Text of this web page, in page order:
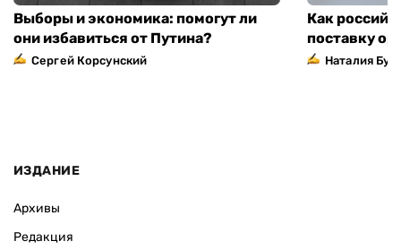
Выборы и экономика: помогут ли
они избавиться от Путина?
Сергей Корсунский
Как
поставку
Наталия
ИЗДАНИЕ
Архивы
Редакция